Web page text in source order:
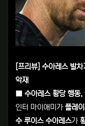
[프리뷰] 수아레스 발
악재
■ 수아레스 황당 행동
인터 마이애미가 플레
수 루이스 수아레스가